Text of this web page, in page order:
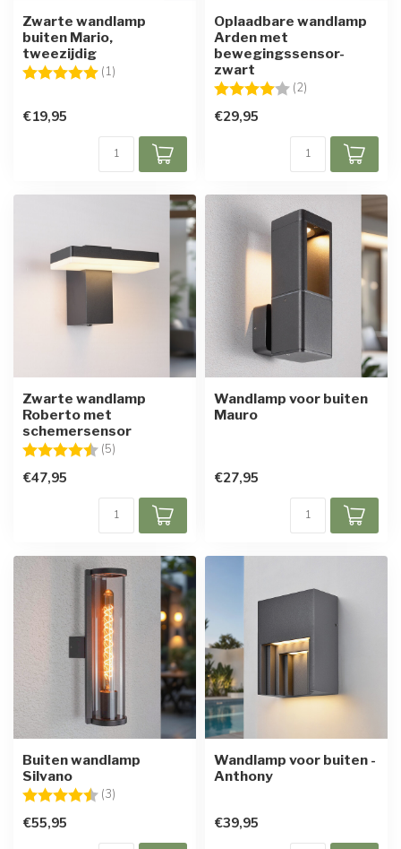
Zwarte wandlamp
buiten Mario,
tweezijdig
Beoordeling: (1)
€19,95
Oplaadbare wandlamp
Arden met
bewegingssensor-
zwart
Beoordeling: (2)
€29,95
Zwarte wandlamp
Roberto met
schemersensor
Beoordeling: (5)
€47,95
Wandlamp voor buiten
Mauro
€27,95
Buiten wandlamp
Silvano
Beoordeling: (3)
€55,95
Wandlamp voor buiten -
Anthony
€39,95